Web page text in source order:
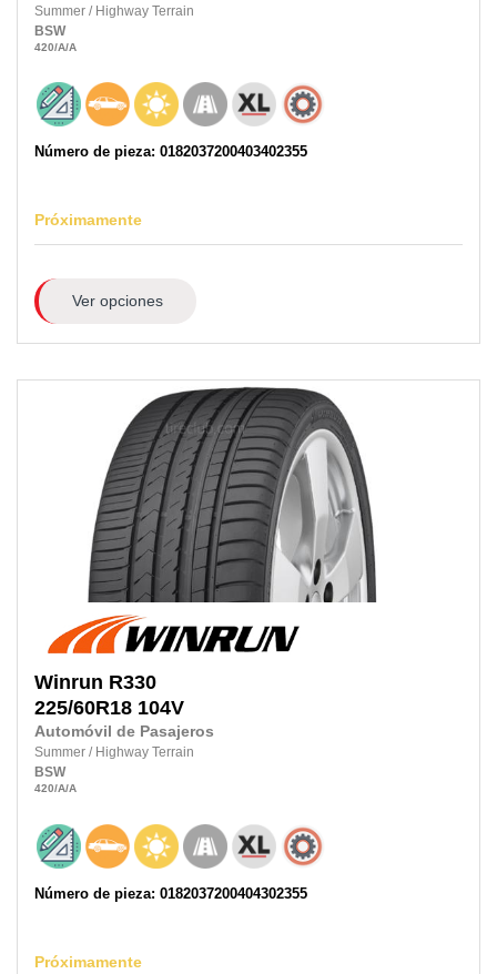
Summer / Highway Terrain
BSW
420/A/A
Número de pieza: 0182037200403402355
Próximamente
Ver opciones
Winrun R330
225/60R18 104V
Automóvil de Pasajeros
Summer / Highway Terrain
BSW
420/A/A
Número de pieza: 0182037200404302355
Próximamente